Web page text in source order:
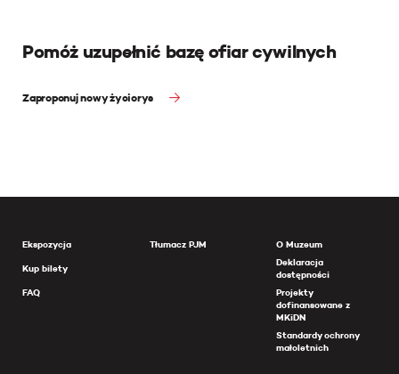
Pomóż uzupełnić bazę ofiar cywilnych
Zaproponuj nowy życiorys
Ekspozycja
Kup bilety
FAQ
Tłumacz PJM
O Muzeum
Deklaracja
dostępności
Projekty
dofinansowane z
MKiDN
Standardy ochrony
małoletnich